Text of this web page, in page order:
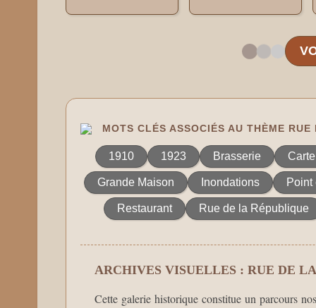
MOTS CLÉS ASSOCIÉS AU THÈME
1910 1923 Brasserie
Grande Maison Inondations Point
Restaurant Rue de la République
ARCHIVES VISUELLES : RUE DE
Cette galerie historique constitue un parcours